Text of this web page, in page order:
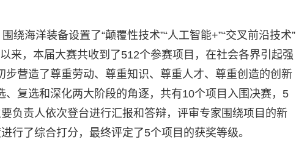
绕海洋装备设置了“颠覆性技术”“人工智能+”“交叉前沿技术”
来，本届大赛共收到了512个参赛项目，在社会各界引起强
营造了尊重劳动、尊重知识、尊重人才、尊重创造的创新
复选和深化两大阶段的角逐，共有10个项目入围决赛，5
负责人依次登台进行汇报和答辩，评审专家围绕项目的新
行了综合打分，最终评定了5个项目的获奖等级。